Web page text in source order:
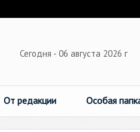
Сегодня - 06 августа 2026 г
От редакции Особая